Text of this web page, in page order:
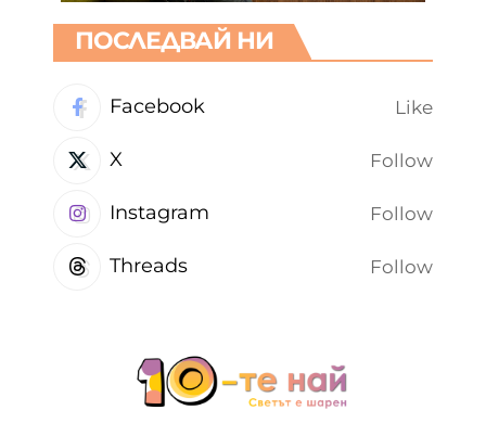
ПОСЛЕДВАЙ НИ
Facebook Like
X Follow
Instagram Follow
Threads Follow